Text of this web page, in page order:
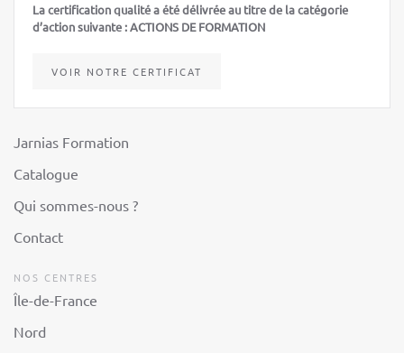
La certification qualité a été délivrée au titre de la catégorie
d’action suivante : ACTIONS DE FORMATION
VOIR NOTRE CERTIFICAT
Jarnias Formation
Catalogue
Qui sommes-nous ?
Contact
NOS CENTRES
Île-de-France
Nord